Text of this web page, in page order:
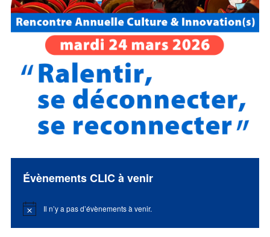
Évènements CLIC à venir
Notice Il n’y a pas d’évènements à venir.